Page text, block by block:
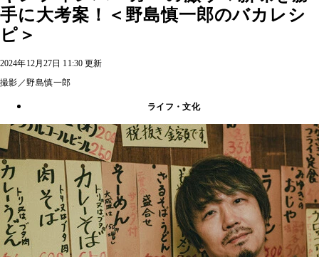
手に大考案！＜野島慎一郎のバカレシ
ピ＞
2024年12月27日 11:30 更新
撮影／野島慎一郎
ライフ・文化